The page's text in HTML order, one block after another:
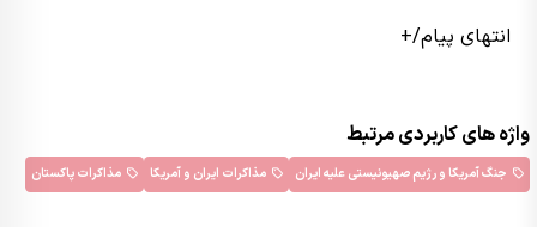
انتهای پیام/+
واژه های کاربردی مرتبط
جنگ آمریکا و رژیم صهیونیستی علیه ایران مذاکرات ایران و آمریکا مذاکرات پاکستان